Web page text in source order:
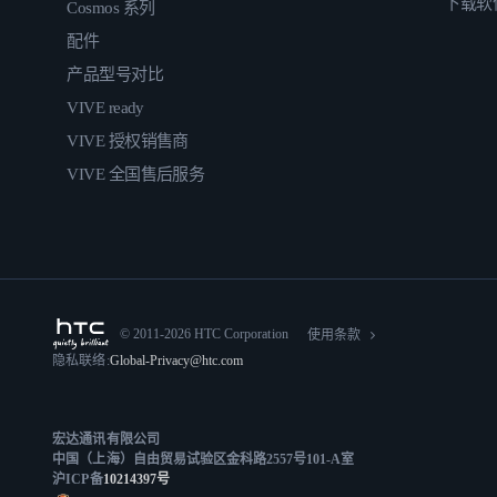
Cosmos 系列
配件
产品型号对比
VIVE ready
VIVE 授权销售商
VIVE 全国售后服务
下载
© 2011-2026 HTC Corporation
使用条款
隐私联络:Global-Privacy@htc.com
宏达通讯有限公司
中国（上海）自由贸易试验区金科路2557号101-A室
沪ICP备10214397号